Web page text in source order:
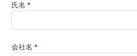
氏名 *
会社名 *